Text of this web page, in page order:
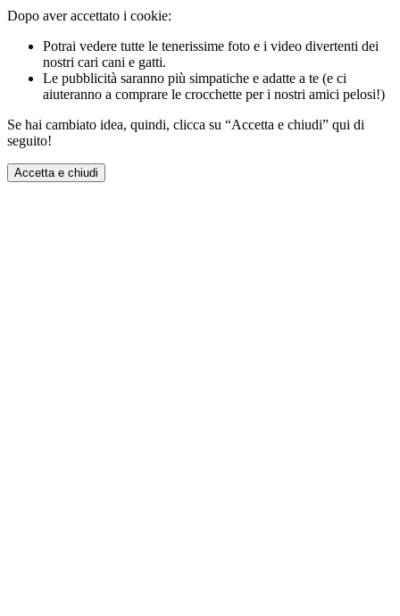
Dopo aver accettato i cookie:
Potrai vedere tutte le tenerissime foto e i video divertenti dei
nostri cari cani e gatti.
Le pubblicità saranno più simpatiche e adatte a te (e ci
aiuteranno a comprare le crocchette per i nostri amici pelosi!)
Se hai cambiato idea, quindi, clicca su “Accetta e chiudi” qui di
seguito!
Accetta e chiudi